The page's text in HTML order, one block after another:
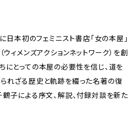
日本初のフェミニスト書店「女の本屋」
ィメンズアクションネットワーク）を創
にとっての本屋の必要性を信じ、道を
れざる歴史と軌跡を綴った名著の復
鶴子による序文、解説、付録対談を新た